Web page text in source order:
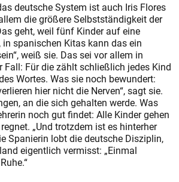
deutsche System ist auch Iris Flores
die größere Selbstständigkeit der
geht, weil fünf Kinder auf eine
in spanischen Kitas kann das ein
weiß sie. Das sei vor allem in
Fall: Für die zählt schließlich jedes Kind
Wortes. Was sie noch bewundert:
hier nicht die Nerven“, sagt sie.
an die sich gehalten werde. Was
noch gut findet: Alle Kinder gehen
„Und trotzdem ist es hinterher
Spanierin lobt die deutsche Disziplin,
eigentlich vermisst: „Einmal